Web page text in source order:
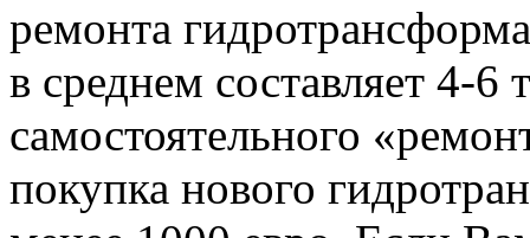
ремонта
в среднем составляет 4-6
самостоятельного
покупка нового